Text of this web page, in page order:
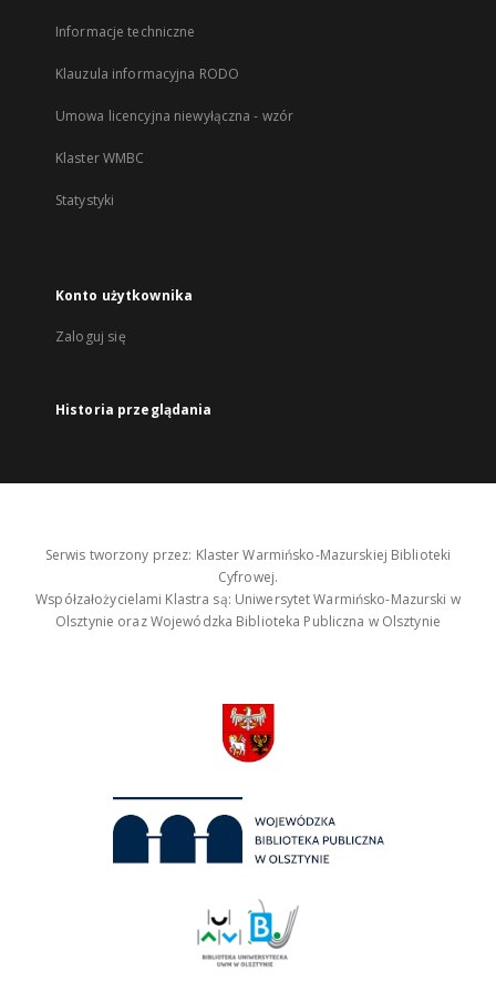
Informacje techniczne
Klauzula informacyjna RODO
Umowa licencyjna niewyłączna - wzór
Klaster WMBC
Statystyki
Konto użytkownika
Zaloguj się
Historia przeglądania
Serwis tworzony przez: Klaster Warmińsko-Mazurskiej Biblioteki
Cyfrowej.
Współzałożycielami Klastra są: Uniwersytet Warmińsko-Mazurski w
Olsztynie oraz Wojewódzka Biblioteka Publiczna w Olsztynie